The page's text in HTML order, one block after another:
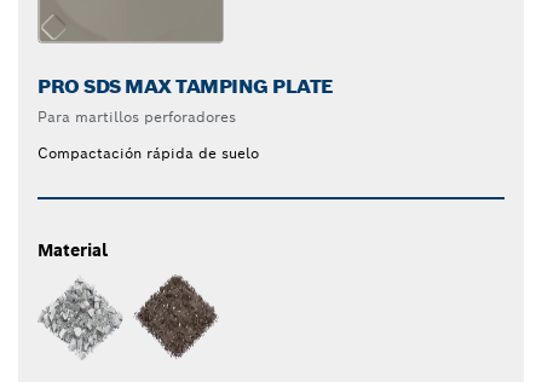
PRO SDS MAX TAMPING PLATE
Para martillos perforadores
Compactación rápida de suelo
Material